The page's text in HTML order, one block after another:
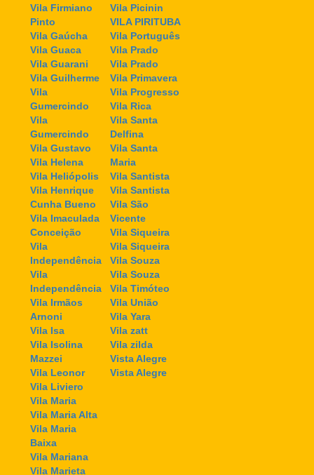
Vila Firmiano
Pinto
Vila Gaúcha
Vila Guaca
Vila Guarani
Vila Guilherme
Vila
Gumercindo
Vila
Gumercindo
Vila Gustavo
Vila Helena
Vila Heliópolis
Vila Henrique
Cunha Bueno
Vila Imaculada
Conceição
Vila
Independência
Vila
Independência
Vila Irmãos
Arnoni
Vila Isa
Vila Isolina
Mazzei
Vila Leonor
Vila Liviero
Vila Maria
Vila Maria Alta
Vila Maria
Baixa
Vila Mariana
Vila Marieta
Vila Picinin
VILA PIRITUBA
Vila Português
Vila Prado
Vila Prado
Vila Primavera
Vila Progresso
Vila Rica
Vila Santa
Delfina
Vila Santa
Maria
Vila Santista
Vila Santista
Vila São
Vicente
Vila Siqueira
Vila Siqueira
Vila Souza
Vila Souza
Vila Timóteo
Vila União
Vila Yara
Vila zatt
Vila zilda
Vista Alegre
Vista Alegre